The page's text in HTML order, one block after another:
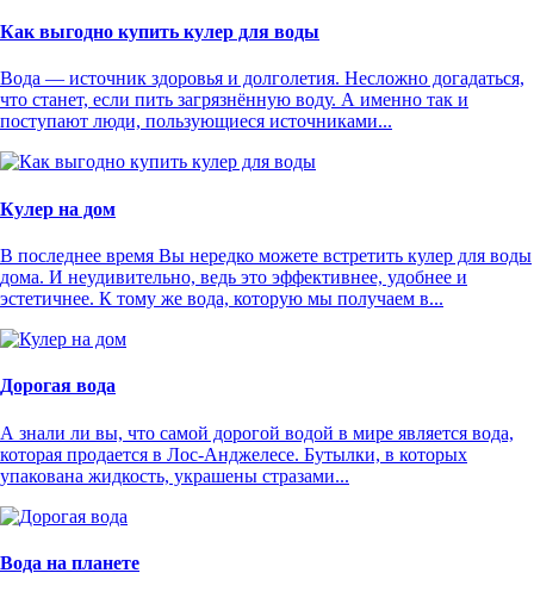
Как выгодно купить кулер для воды
Вода — источник здоровья и долголетия. Несложно догадаться,
что станет, если пить загрязнённую воду. А именно так и
поступают люди, пользующиеся источниками...
Кулер на дом
В последнее время Вы нередко можете встретить кулер для воды
дома. И неудивительно, ведь это эффективнее, удобнее и
эстетичнее. К тому же вода, которую мы получаем в...
Дорогая вода
А знали ли вы, что самой дорогой водой в мире является вода,
которая продается в Лос-Анджелесе. Бутылки, в которых
упакована жидкость, украшены стразами...
Вода на планете